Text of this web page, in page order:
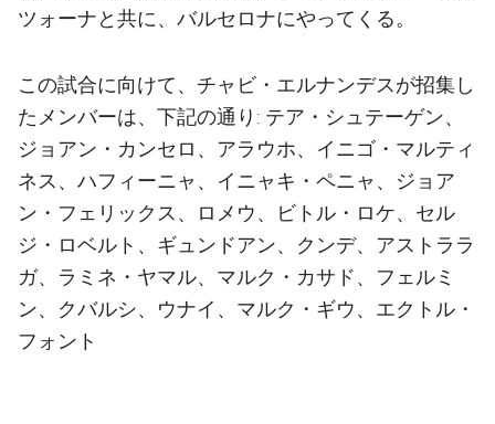
結果
順位表
ツォーナと共に、バルセロナにやってくる。
この試合に向けて、チャビ・エルナンデスが招集し
たメンバーは、下記の通り: テア・シュテーゲン、
ジョアン・カンセロ、アラウホ、イニゴ・マルティ
ネス、ハフィーニャ、イニャキ・ペニャ、ジョア
ン・フェリックス、ロメウ、ビトル・ロケ、セル
ジ・ロベルト、ギュンドアン、クンデ、アストララ
ガ、ラミネ・ヤマル、マルク・カサド、フェルミ
ン、クバルシ、ウナイ、マルク・ギウ、エクトル・
フォント